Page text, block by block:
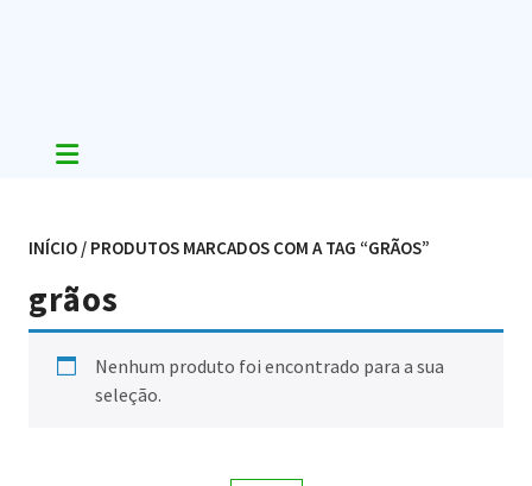
INÍCIO / PRODUTOS MARCADOS COM A TAG “GRÃOS”
grãos
Nenhum produto foi encontrado para a sua
seleção.